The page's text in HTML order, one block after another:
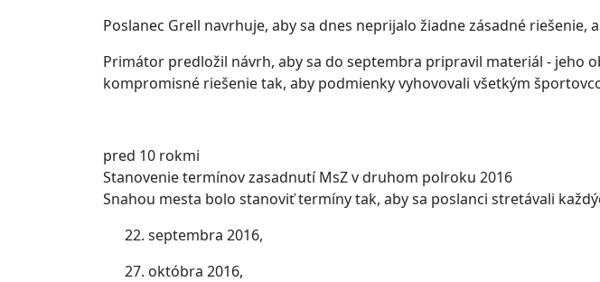
Poslanec Grell navrhuje, aby sa dnes neprijalo žiadne zásadné riešenie,
Primátor predložil návrh, aby sa do septembra pripravil materiál - jeho
kompromisné riešenie tak, aby podmienky vyhovovali všetkým
pred 10 rokmi
Stanovenie termínov zasadnutí MsZ v druhom polroku 2016
Snahou mesta bolo stanoviť termíny tak, aby sa poslanci stretávali
22. septembra 2016,
27. októbra 2016,